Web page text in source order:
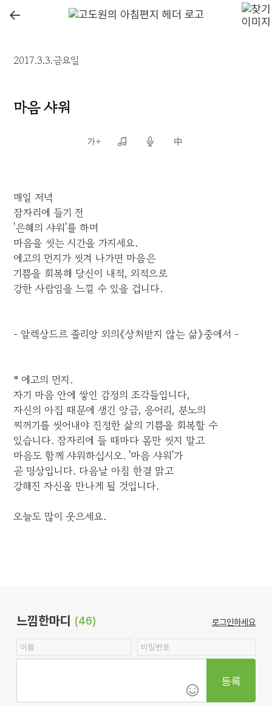
←
2017.3.3.금요일
마음 샤워
매일 저녁
잠자리에 들기 전
'은혜의 샤워'를 하며
마음을 씻는 시간을 가지세요.
에고의 먼지가 씻겨 나가면 마음은
기쁨을 회복해 당신이 내적, 외적으로
강한 사람임을 느낄 수 있을 겁니다.
- 알렉상드르 졸리앙 외의《상처받지 않는 삶》중에서 -
* 에고의 먼지.
자기 마음 안에 쌓인 감정의 조각들입니다,
자신의 아집 때문에 생긴 앙금, 응어리, 분노의
찌꺼기를 씻어내야 진정한 삶의 기쁨을 회복할 수
있습니다. 잠자리에 들 때마다 몸만 씻지 말고
마음도 함께 샤워하십시오. '마음 샤워'가
곧 명상입니다. 다음날 아침 한결 맑고
강해진 자신을 만나게 될 것입니다.
오늘도 많이 웃으세요.
느낌한마디 (46) 로그인하세요
등록